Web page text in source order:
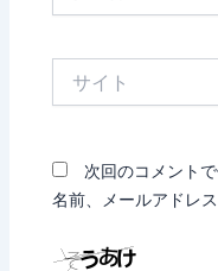
次回のコメント
名前、メールアドレ